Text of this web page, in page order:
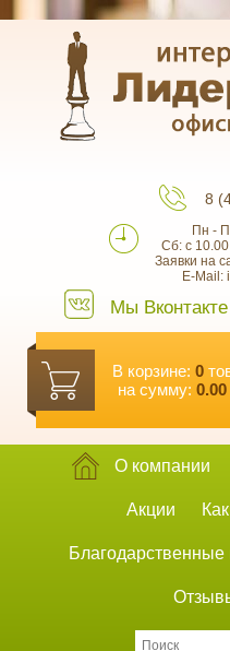
8
Пн -
Сб: с
Заявки на
E-Mail:
Мы Вконтакте
В корзине: 0
на сумму: 0.00
О компании
Акции
Благодарственные